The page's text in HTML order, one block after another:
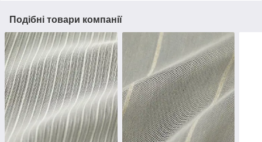
Подібні товари компанії